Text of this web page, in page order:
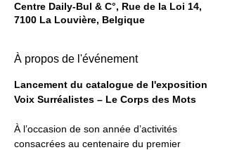
Centre Daily-Bul & C°, Rue de la Loi 14,
7100 La Louvière, Belgique
À propos de l'événement
Lancement du catalogue de l'exposition
Voix Surréalistes – Le Corps des Mots
À l’occasion de son année d’activités
consacrées au centenaire du premier